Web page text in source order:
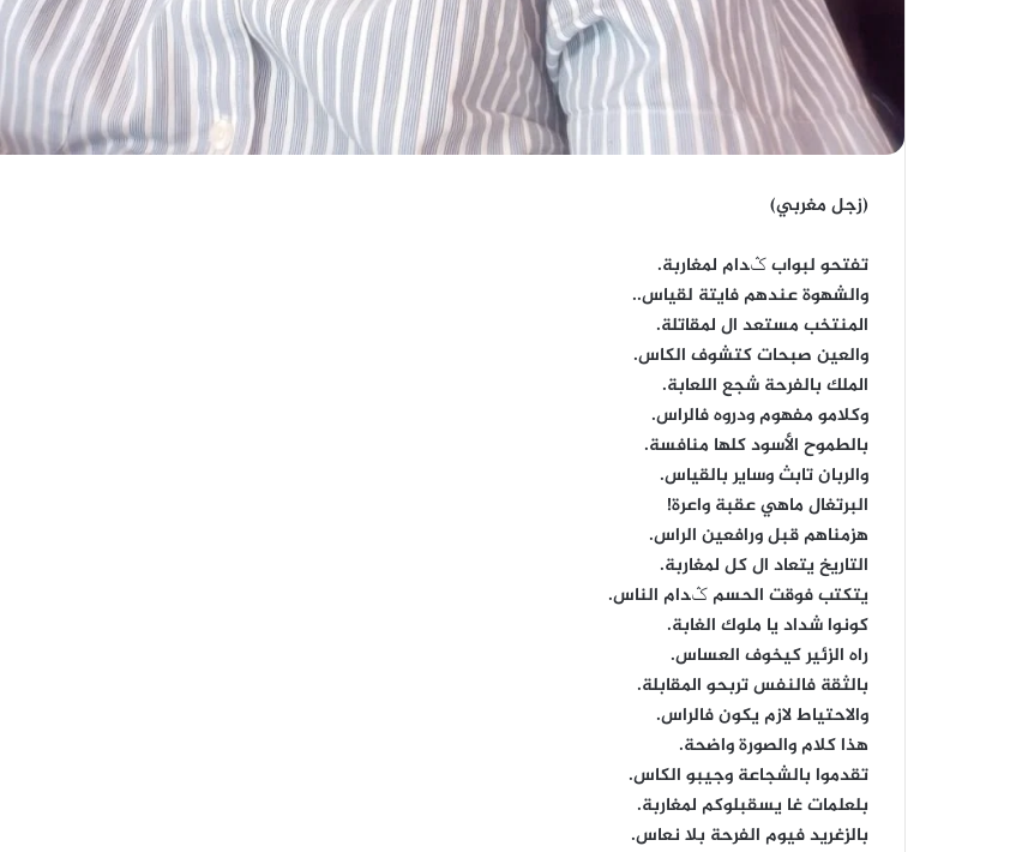
(زجل مغربي)
تفتحو لبواب ݣدام لمغاربة.
والشهوة عندهم فايتة لقياس..
المنتخب مستعد ال لمقاتلة.
والعين صبحات كتشوف الكاس.
الملك بالفرحة شجع اللعابة.
وكلامو مفهوم ودروه فالراس.
بالطموح الأسود كلها منافسة.
والربان تابث وساير بالقياس.
البرتغال ماهي عقبة واعرة!
هزمناهم قبل ورافعين الراس.
التاريخ يتعاد ال كل لمغاربة.
يتكتب فوقت الحسم ݣدام الناس.
كونوا شداد يا ملوك الغابة.
راه الزئير كيخوف العساس.
بالثقة فالنفس تربحو المقابلة.
والاحتياط لازم يكون فالراس.
هذا كلام والصورة واضحة.
تقدموا بالشجاعة وجيبو الكاس.
بلعلمات غا يسقبلوكم لمغاربة.
بالزغريد فيوم الفرحة بلا نعاس.